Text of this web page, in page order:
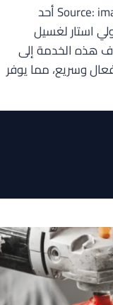
خدمات الغسيل السريع Source: images.pexels.com أحد
استار لغسيل
هذه الخدمة إلى
وسريع، مما يوفر